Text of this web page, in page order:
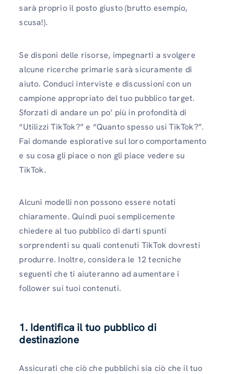
sarà proprio il posto giusto (brutto esempio,
scusa!).
Se disponi delle risorse, impegnarti a svolgere
alcune ricerche primarie sarà sicuramente di
aiuto. Conduci interviste e discussioni con un
campione appropriato del tuo pubblico target.
Sforzati di andare un po’ più in profondità di
“Utilizzi TikTok?” e “Quanto spesso usi TikTok?”.
Fai domande esplorative sul loro comportamento
e su cosa gli piace o non gli piace vedere su
TikTok.
Alcuni modelli non possono essere notati
chiaramente. Quindi puoi semplicemente
chiedere al tuo pubblico di darti spunti
sorprendenti su quali contenuti TikTok dovresti
produrre. Inoltre, considera le 12 tecniche
seguenti che ti aiuteranno ad aumentare i
follower sui tuoi contenuti.
1. Identifica il tuo pubblico di
destinazione
Assicurati che ciò che pubblichi sia ciò che il tuo